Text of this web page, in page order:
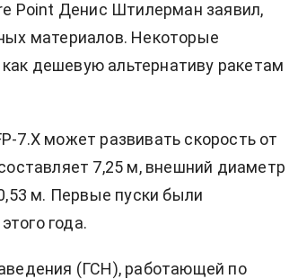
Point Денис Штилерман заявил,
материалов. Некоторые
дешевую альтернативу ракетам
7.X может развивать скорость от
7,25 м, внешний диаметр
м. Первые пуски были
года.
(ГСН), работающей по